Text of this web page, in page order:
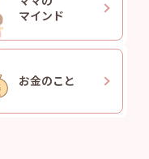
マインド
お金のこと